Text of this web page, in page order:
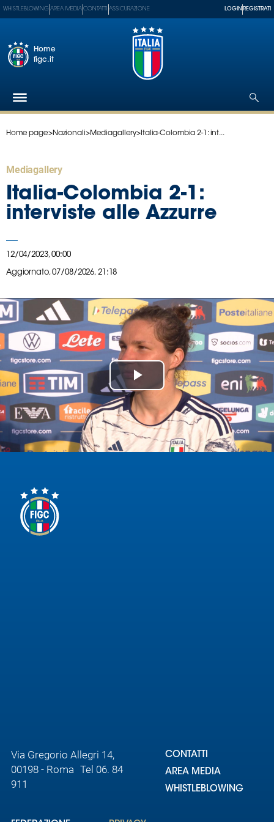
Federazione
Partner
Tecnici
SGS
Paralimpico
A
B
Femminile
Museo
del
Calcio
Shop
partner
delle
nazionali
Assicurazione
WHISTLEBLOWING AREA MEDIA CONTATTI ASSICURAZIONE LOGIN REGISTRATI
Home
figc.it
Home page>Nazionali>Mediagallery> Italia-Colombia 2-1: int...
Play
Video
Mediagallery
Italia-Colombia 2-1:
interviste alle Azzurre
12/04/2023, 00:00
Aggiornato,07/08/2026, 21:18
Via Gregorio Allegri 14,
00198 - Roma Tel 06. 84
911
CONTATTI
AREA MEDIA
WHISTLEBLOWING